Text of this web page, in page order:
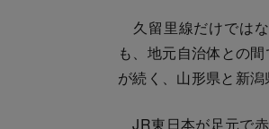
久留里線だけでは
も、地元自治体との
が続く、山形県と新潟
JR東日本が足元で